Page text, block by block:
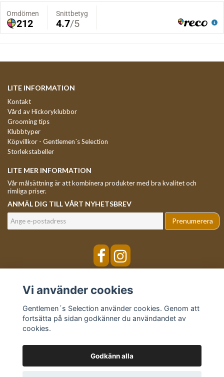
LITE INFORMATION
Kontakt
Vård av Hickoryklubbor
Grooming tips
Klubbtyper
Köpvillkor - Gentlemen´s Selection
Storlekstabeller
LITE MER INFORMATION
Vår målsättning är att kombinera produkter med bra kvalitet och
rimliga priser.
ANMÄL DIG TILL VÅRT NYHETSBREV
Prenumerera
Vi använder cookies
Gentlemen´s Selection använder cookies. Genom att
fortsätta på sidan godkänner du användandet av
cookies.
Godkänn alla